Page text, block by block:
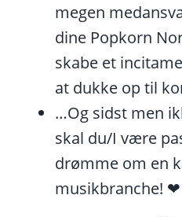
megen
dine Popkorn
skabe et
at dukke op til
…Og sidst men
skal du/I være
drømme om en
musikbranche! ❤